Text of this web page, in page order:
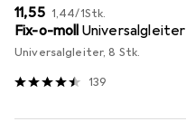
EUR
11,55 EUR
1,44/1Stk.
Fix-o-moll Universalgleiter
Universalgleiter, 8 Stk.
139